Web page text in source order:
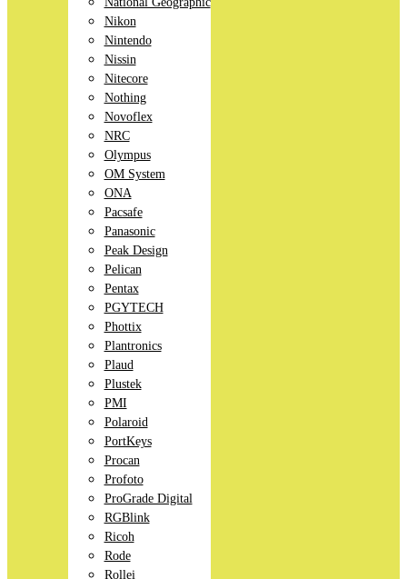
Nikon
Nintendo
Nissin
Nitecore
Nothing
Novoflex
NRC
Olympus
OM System
ONA
Pacsafe
Panasonic
Peak Design
Pelican
Pentax
PGYTECH
Phottix
Plantronics
Plaud
Plustek
PMI
Polaroid
PortKeys
Procan
Profoto
ProGrade Digital
RGBlink
Ricoh
Rode
Rollei